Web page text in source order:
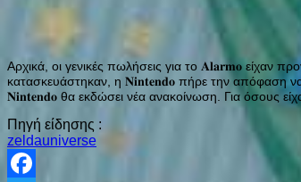
Αρχικά, οι γενικές πωλήσεις για το 𝐀𝐥𝐚𝐫𝐦𝐨 είχαν
κατασκευάστηκαν, η 𝐍𝐢𝐧𝐭𝐞𝐧𝐝𝐨 πήρε την απόφαση να
𝐍𝐢𝐧𝐭𝐞𝐧𝐝𝐨 θα εκδώσει νέα ανακοίνωση. Για όσους
Πηγή είδησης :
zeldauniverse